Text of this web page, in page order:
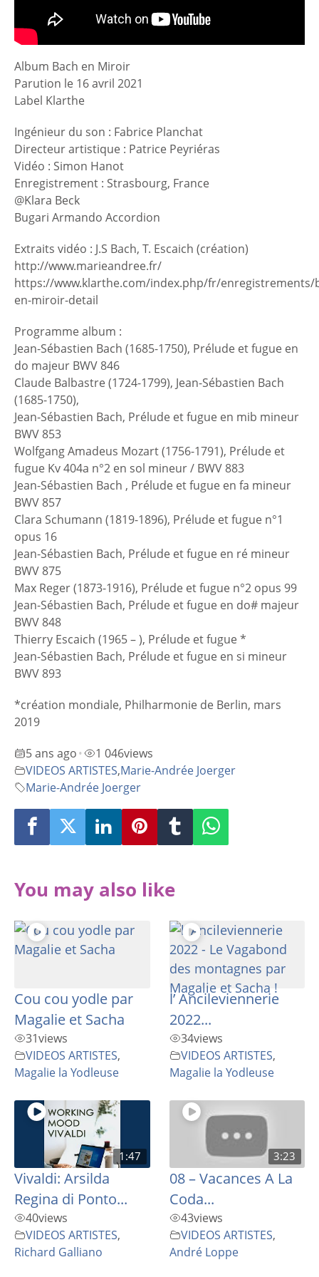
Album Bach en Miroir
Parution le 16 avril 2021
Label Klarthe
Ingénieur du son : Fabrice Planchat
Directeur artistique : Patrice Peyriéras
Vidéo : Simon Hanot
Enregistrement : Strasbourg, France
@Klara Beck
Bugari Armando Accordion
Extraits vidéo : J.S Bach, T. Escaich (création)
http://www.marieandree.fr/
https://www.klarthe.com/index.php/fr/enregistrements/
en-miroir-detail
Programme album :
Jean-Sébastien Bach (1685-1750), Prélude et fugue en
do majeur BWV 846
Claude Balbastre (1724-1799), Jean-Sébastien Bach
(1685-1750),
Jean-Sébastien Bach, Prélude et fugue en mib mineur
BWV 853
Wolfgang Amadeus Mozart (1756-1791), Prélude et
fugue Kv 404a n°2 en sol mineur / BWV 883
Jean-Sébastien Bach , Prélude et fugue en fa mineur
BWV 857
Clara Schumann (1819-1896), Prélude et fugue n°1
opus 16
Jean-Sébastien Bach, Prélude et fugue en ré mineur
BWV 875
Max Reger (1873-1916), Prélude et fugue n°2 opus 99
Jean-Sébastien Bach, Prélude et fugue en do# majeur
BWV 848
Thierry Escaich (1965 – ), Prélude et fugue *
Jean-Sébastien Bach, Prélude et fugue en si mineur
BWV 893
*création mondiale, Philharmonie de Berlin, mars
2019
5 ans ago • 1 046views
VIDEOS ARTISTES,Marie-Andrée Joerger
Marie-Andrée Joerger
You may also like
Cou cou yodle par
Magalie et Sacha
31views
VIDEOS ARTISTES,
Magalie la Yodleuse
l’ Ancileviennerie
2022...
34views
VIDEOS ARTISTES,
Magalie la Yodleuse
1:47
Vivaldi: Arsilda
Regina di Ponto...
40views
VIDEOS ARTISTES,
Richard Galliano
3:23
08 – Vacances A La
Coda...
43views
VIDEOS ARTISTES,
André Loppe